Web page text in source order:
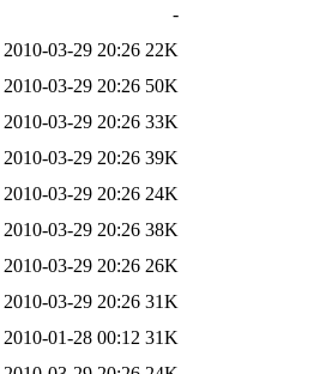
-
2010-03-29 20:26 22K
2010-03-29 20:26 50K
2010-03-29 20:26 33K
2010-03-29 20:26 39K
2010-03-29 20:26 24K
2010-03-29 20:26 38K
2010-03-29 20:26 26K
2010-03-29 20:26 31K
2010-01-28 00:12 31K